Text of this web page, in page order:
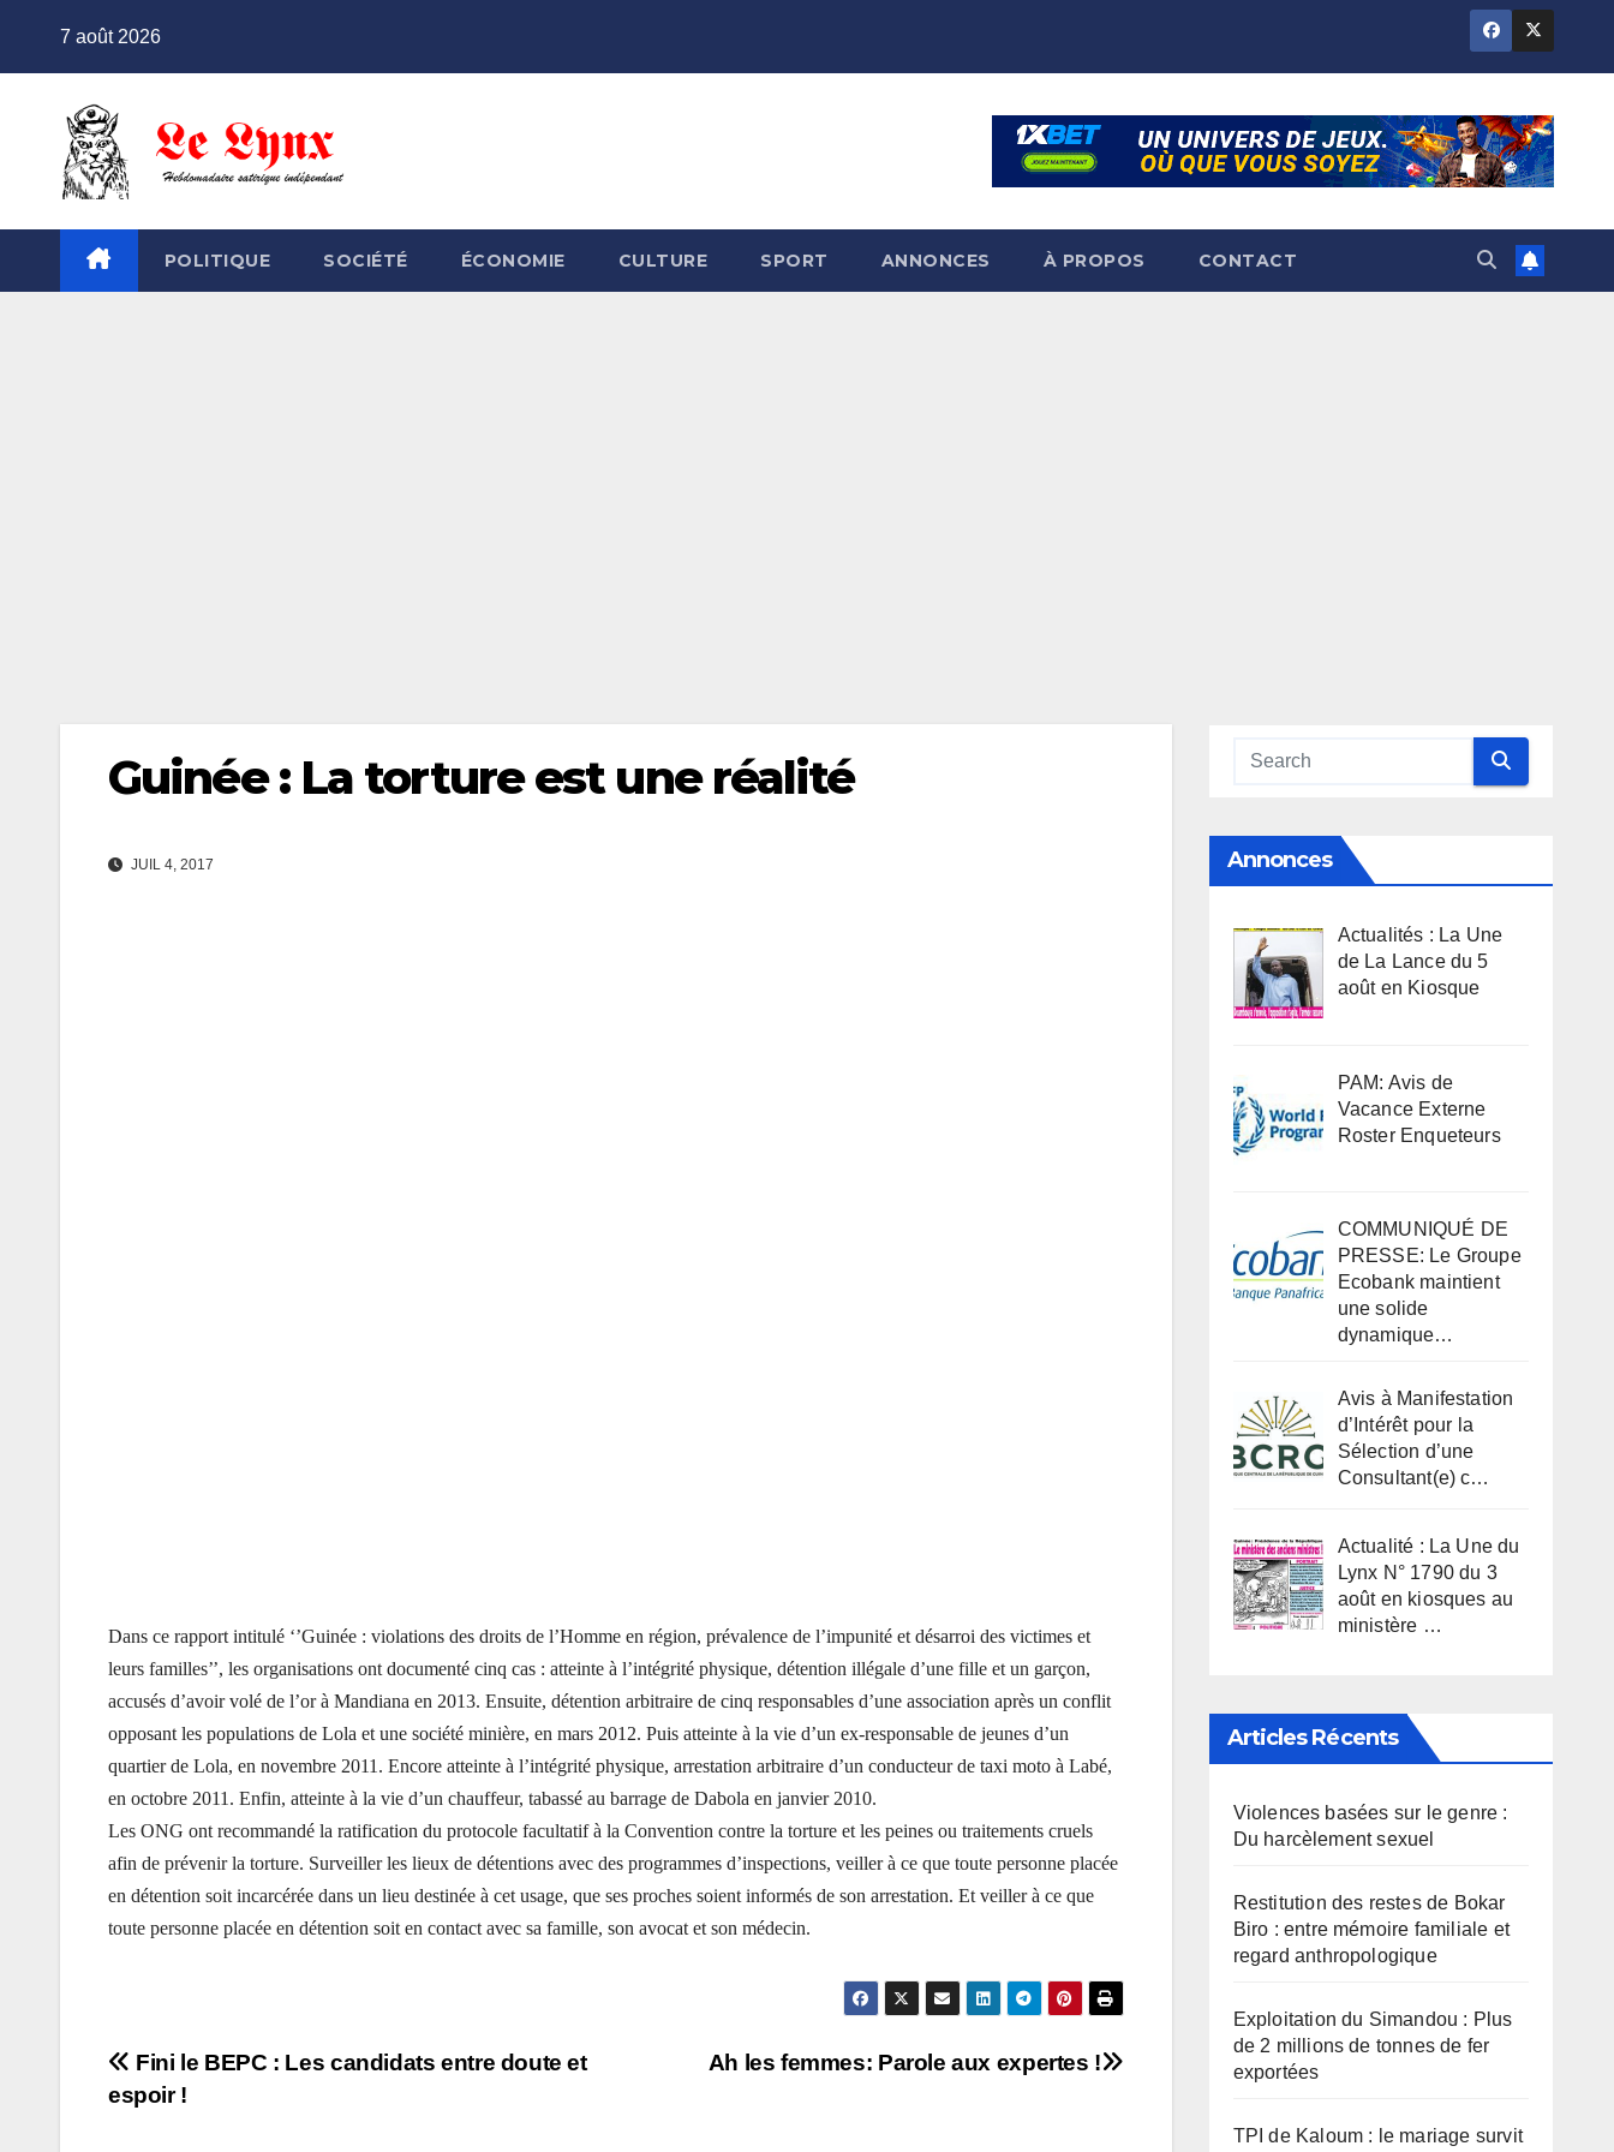
7 août 2026
POLITIQUE SOCIÉTÉ ÉCONOMIE CULTURE SPORT ANNONCES À PROPOS CONTACT
Guinée : La torture est une réalité
JUIL 4, 2017
Dans ce rapport intitulé ‘’Guinée : violations des droits de l’Homme en région, prévalence de l’impunité et désarroi des victimes et
leurs familles’’, les organisations ont documenté cinq cas : atteinte à l’intégrité physique, détention illégale d’une fille et un garçon,
accusés d’avoir volé de l’or à Mandiana en 2013. Ensuite, détention arbitraire de cinq responsables d’une association après un conflit
opposant les populations de Lola et une société minière, en mars 2012. Puis atteinte à la vie d’un ex-responsable de jeunes d’un
quartier de Lola, en novembre 2011. Encore atteinte à l’intégrité physique, arrestation arbitraire d’un conducteur de taxi moto à Labé,
en octobre 2011. Enfin, atteinte à la vie d’un chauffeur, tabassé au barrage de Dabola en janvier 2010.
Les ONG ont recommandé la ratification du protocole facultatif à la Convention contre la torture et les peines ou traitements cruels
afin de prévenir la torture. Surveiller les lieux de détentions avec des programmes d’inspections, veiller à ce que toute personne placée
en détention soit incarcérée dans un lieu destinée à cet usage, que ses proches soient informés de son arrestation. Et veiller à ce que
toute personne placée en détention soit en contact avec sa famille, son avocat et son médecin.
Navigation
de
Ah les femmes: Parole aux expertes !
Fini le BEPC : Les candidats entre doute et
espoir !
Annonces
Actualités : La Une
de La Lance du 5
août en Kiosque
PAM: Avis de
Vacance Externe
Roster Enqueteurs
COMMUNIQUÉ DE
PRESSE: Le Groupe
Ecobank maintient
une solide
dynamique…
Avis à Manifestation
d’Intérêt pour la
Sélection d’une
Consultant(e) c…
Actualité : La Une du
Lynx N° 1790 du 3
août en kiosques au
ministère …
Articles Récents
Violences basées sur le genre :
Du harcèlement sexuel
Restitution des restes de Bokar
Biro : entre mémoire familiale et
regard anthropologique
Exploitation du Simandou : Plus
de 2 millions de tonnes de fer
exportées
TPI de Kaloum : le mariage survit